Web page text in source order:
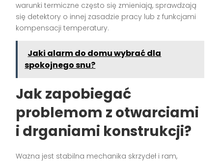
warunki termiczne często się zmieniają, sprawdzają
się detektory o innej zasadzie pracy lub z funkcjami
kompensacji temperatury.
Jaki alarm do domu wybrać dla
spokojnego snu?
Jak zapobiegać
problemom z otwarciami
i drganiami konstrukcji?
Ważna jest stabilna mechanika skrzydeł i ram,